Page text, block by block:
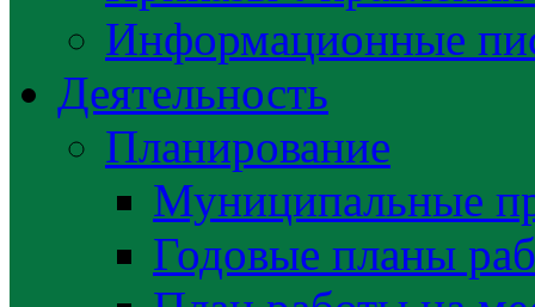
Информационные
Деятельность
Планирование
Муниципальные
Годовые планы